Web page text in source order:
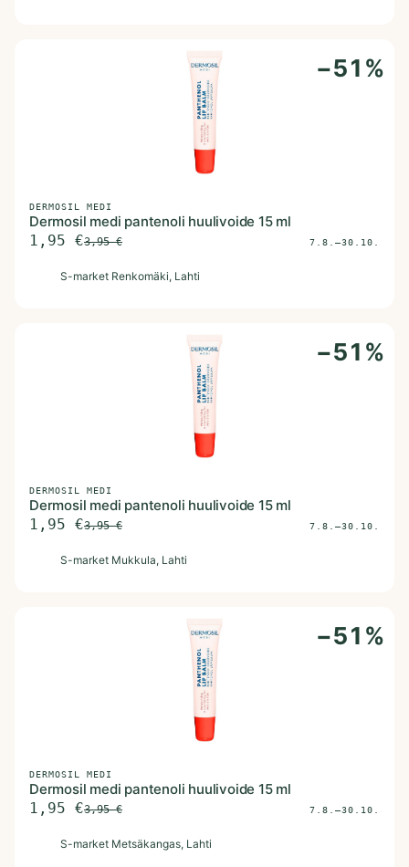
−51 %
DERMOSIL MEDI
Dermosil medi pantenoli huulivoide 15 ml
1,95 €3,95€ 7.8.–30.10.
S-market Renkomäki, Lahti
−51 %
DERMOSIL MEDI
Dermosil medi pantenoli huulivoide 15 ml
1,95 €3,95€ 7.8.–30.10.
S-market Mukkula, Lahti
−51 %
DERMOSIL MEDI
Dermosil medi pantenoli huulivoide 15 ml
1,95 €3,95€ 7.8.–30.10.
S-market Metsäkangas, Lahti